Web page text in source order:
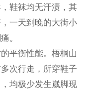
鞋袜均无汗渍，其
一天到晚的大街小
。
平衡性能。梧桐山
次行走，所穿鞋子
均极少发生崴脚现